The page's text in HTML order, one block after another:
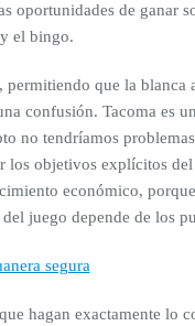
de ganar
el bingo.
que la blanca
confusión. Tacoma es
no tendríamos
los objetivos explícitos
económico,
juego depende de los
segura
hagan exactamente lo